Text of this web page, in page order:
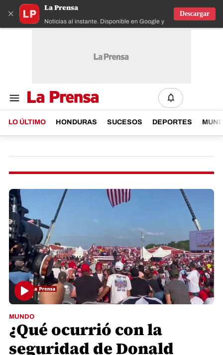
×
La Prensa
Noticias al instante. Disponible en Google y IOS
Descargar
LO ÚLTIMO HONDURAS SUCESOS DEPORTES
MUNDO
¿Qué ocurrió con la
seguridad de Donald